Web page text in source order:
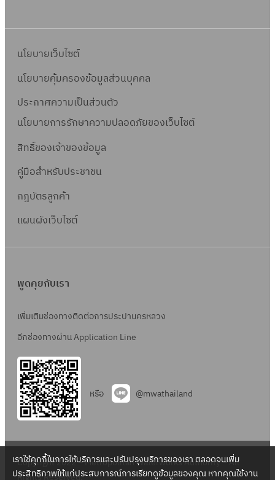
นโยบายเว็บไซต์
นโยบายคุ้มครองข้อมูลส่วนบุคคล
ประกาศความเป็นส่วนตัว
นโยบายการรักษาความปลอดภัยของเว็บไซต์
สิทธิ์ของเจ้าของข้อมูล
คู่มือสำหรับประชาชน
กฎบัตรลูกค้า
แผนผังเว็บไซต์
พูดคุยกับเรา
เพิ่มเติมช่องทางติดต่อการประปานครหลวง
อีกช่องทางผ่าน Application Line
หรือ @mwathailand
Copyright 2022 – Metropolitan Waterworks Authority – All
เราใช้คุกกี้ในการให้บริการและปรับปรุงบริการของเรา ตลอดจนเพิ่ม
ประสิทธิภาพให้แก่ประสบการณ์การเรียกดูข้อมูลของคุณ หากคุณใช้งาน